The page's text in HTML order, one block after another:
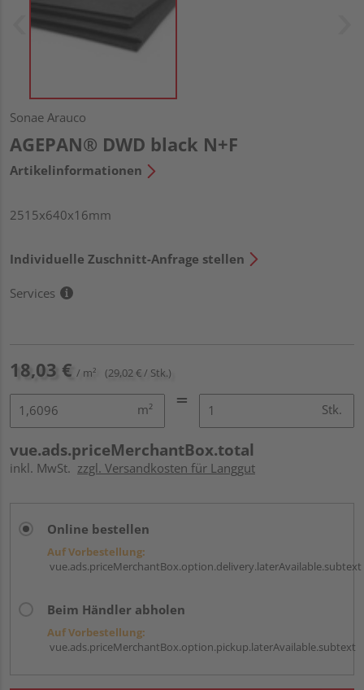
Sonae Arauco
AGEPAN® DWD black N+F
Artikelinformationen
2515x640x16mm
Individuelle Zuschnitt-Anfrage stellen
Services
18,03 € / m² (29,02 € / Stk.)
m² Stk.
vue.ads.priceMerchantBox.total
inkl. MwSt. zzgl. Versandkosten für Langgut
Online bestellen
Auf Vorbestellung:
vue.ads.priceMerchantBox.option.delivery.laterAvailable.subtext
Beim Händler abholen
Auf Vorbestellung:
vue.ads.priceMerchantBox.option.pickup.laterAvailable.subtext